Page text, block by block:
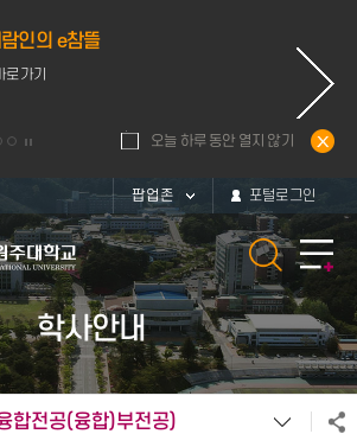
인의 e참뜰
로가기
오늘 하루 동안 열지 않기
팝업존 포털로그인
학사안내
합전공(융합)부전공)